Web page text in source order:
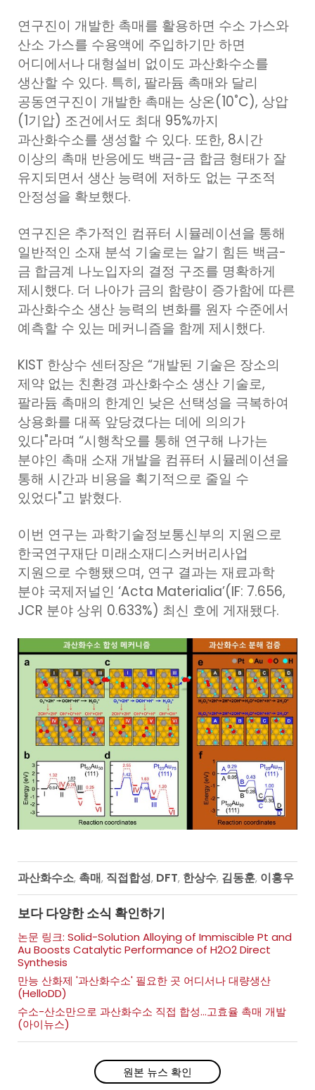
연구진이 개발한 촉매를 활용하면 수소 가스와
산소 가스를 수용액에 주입하기만 하면
어디에서나 대형설비 없이도 과산화수소를
생산할 수 있다. 특히, 팔라듐 촉매와 달리
공동연구진이 개발한 촉매는 상온(10˚C), 상압
(1기압) 조건에서도 최대 95%까지
과산화수소를 생성할 수 있다. 또한, 8시간
이상의 촉매 반응에도 백금-금 합금 형태가 잘
유지되면서 생산 능력에 저하도 없는 구조적
안정성을 확보했다.
연구진은 추가적인 컴퓨터 시뮬레이션을 통해
일반적인 소재 분석 기술로는 알기 힘든 백금-
금 합금계 나노입자의 결정 구조를 명확하게
제시했다. 더 나아가 금의 함량이 증가함에 따른
과산화수소 생산 능력의 변화를 원자 수준에서
예측할 수 있는 메커니즘을 함께 제시했다.
KIST 한상수 센터장은 “개발된 기술은 장소의
제약 없는 친환경 과산화수소 생산 기술로,
팔라듐 촉매의 한계인 낮은 선택성을 극복하여
상용화를 대폭 앞당겼다는 데에 의의가
있다"라며 “시행착오를 통해 연구해 나가는
분야인 촉매 소재 개발을 컴퓨터 시뮬레이션을
통해 시간과 비용을 획기적으로 줄일 수
있었다"고 밝혔다.
이번 연구는 과학기술정보통신부의 지원으로
한국연구재단 미래소재디스커버리사업
지원으로 수행됐으며, 연구 결과는 재료과학
분야 국제저널인 ‘Acta Materialia’(IF: 7.656,
JCR 분야 상위 0.633%) 최신 호에 게재됐다.
과산화수소, 촉매, 직접합성, DFT, 한상수, 김동훈, 이홍우
보다 다양한 소식 확인하기
논문 링크: Solid-Solution Alloying of Immiscible Pt and
Au Boosts Catalytic Performance of H2O2 Direct
Synthesis
만능 산화제 '과산화수소' 필요한 곳 어디서나 대량생산
(HelloDD)
수소-산소만으로 과산화수소 직접 합성…고효율 촉매 개발
(아이뉴스)
원본 뉴스 확인